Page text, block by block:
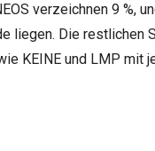
verzeichnen 9 %,
liegen. Die restlichen
KEINE und LMP mit